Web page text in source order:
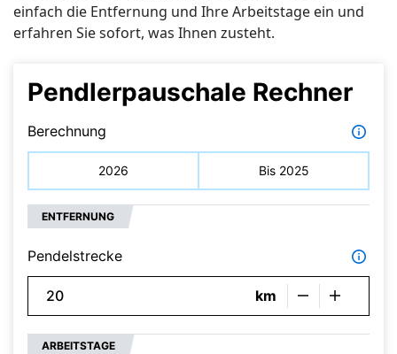
einfach die Entfernung und Ihre Arbeitstage ein und
erfahren Sie sofort, was Ihnen zusteht.
Pendlerpauschale Rechner
Berechnung
2026 Bis 2025
ENTFERNUNG
Pendelstrecke
km
ARBEITSTAGE